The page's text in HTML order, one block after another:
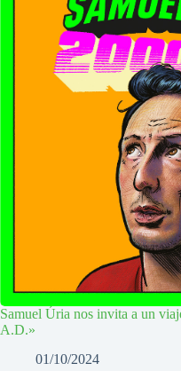
Samuel Úria nos invita a un
A.D.»
01/10/2024